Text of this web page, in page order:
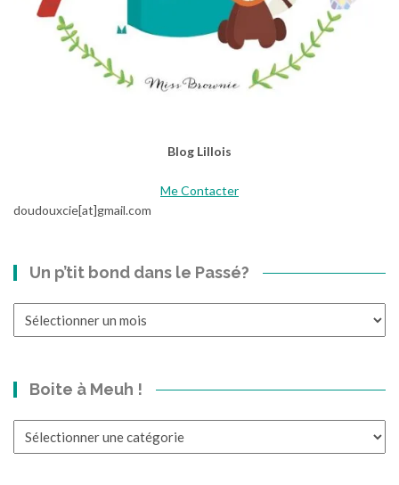
Blog Lillois
Me Contacter
doudouxcie[at]gmail.com
Un p’tit bond dans le Passé?
Boite à Meuh !